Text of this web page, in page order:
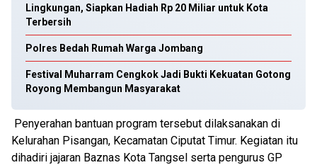
Lingkungan, Siapkan Hadiah Rp 20 Miliar untuk Kota
Terbersih
Polres Bedah Rumah Warga Jombang
Festival Muharram Cengkok Jadi Bukti Kekuatan Gotong
Royong Membangun Masyarakat
Penyerahan bantuan program tersebut dilaksanakan di
Kelurahan Pisangan, Kecamatan Ciputat Timur. Kegiatan itu
dihadiri jajaran Baznas Kota Tangsel serta pengurus GP